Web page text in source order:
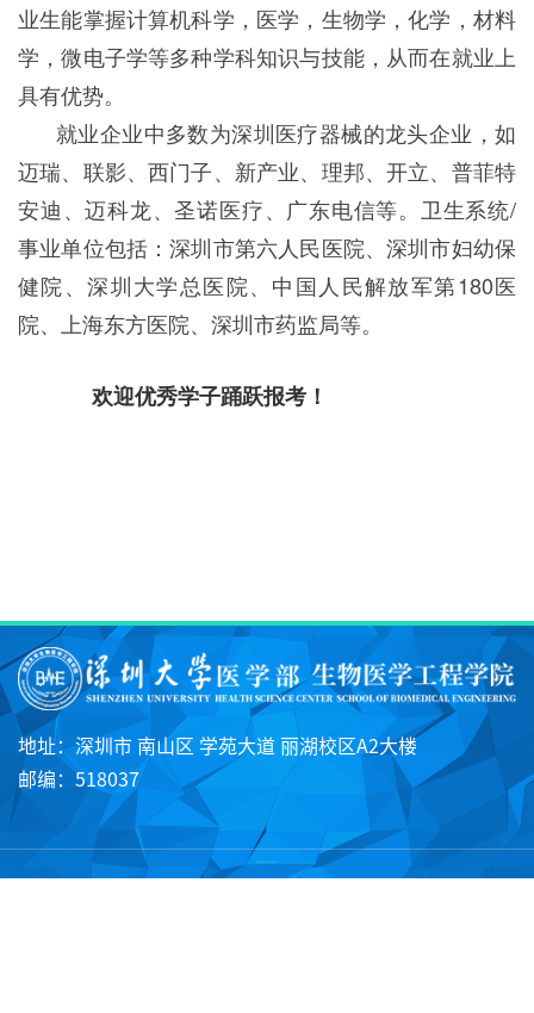
业生能掌握计算机科学，医学，生物学，化学，材料
学，微电子学等多种学科知识与技能，从而在就业上
具有优势。
就业企业中多数为深圳医疗器械的龙头企业，如
迈瑞、联影、西门子、新产业、理邦、开立、普菲特
安迪、迈科龙、圣诺医疗、广东电信等。卫生系统/
事业单位包括：深圳市第六人民医院、深圳市妇幼保
健院、深圳大学总医院、中国人民解放军第180医
院、上海东方医院、深圳市药监局等。
欢迎优秀学子踊跃报考！
地址：深圳市 南山区 学苑大道 丽湖校区A2大楼
邮编：518037